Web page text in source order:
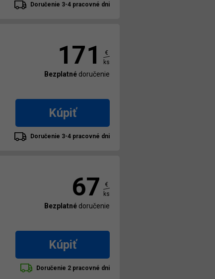
Doručenie 3-4 pracovné dni
171
€
ks
Bezplatné doručenie
Kúpiť
Doručenie 3-4 pracovné dni
67
€
ks
Bezplatné doručenie
Kúpiť
Doručenie 2 pracovné dni